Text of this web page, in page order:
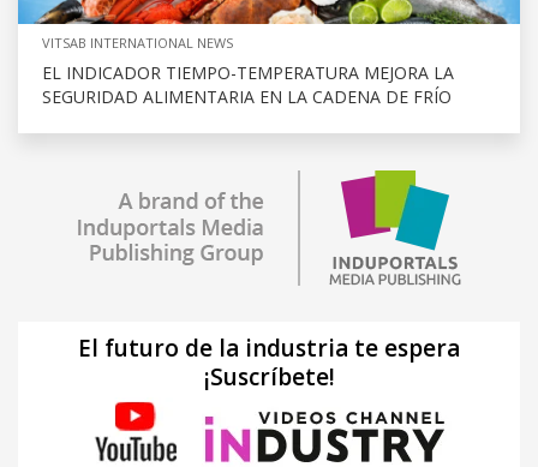
VITSAB INTERNATIONAL NEWS
EL INDICADOR TIEMPO-TEMPERATURA MEJORA LA
SEGURIDAD ALIMENTARIA EN LA CADENA DE FRÍO
El futuro de la industria te espera
¡Suscríbete!